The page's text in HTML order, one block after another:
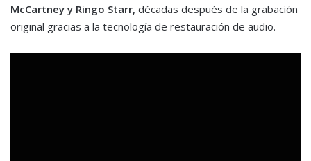
McCartney y Ringo Starr, décadas después de la grabación
original gracias a la tecnología de restauración de audio.